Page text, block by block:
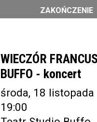
ZAKOŃCZENIE
WIECZÓR
BUFFO - koncert
środa, 18 listopada
19:00